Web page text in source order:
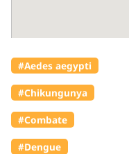
#Aedes aegypti
#Chikungunya
#Combate
#Dengue